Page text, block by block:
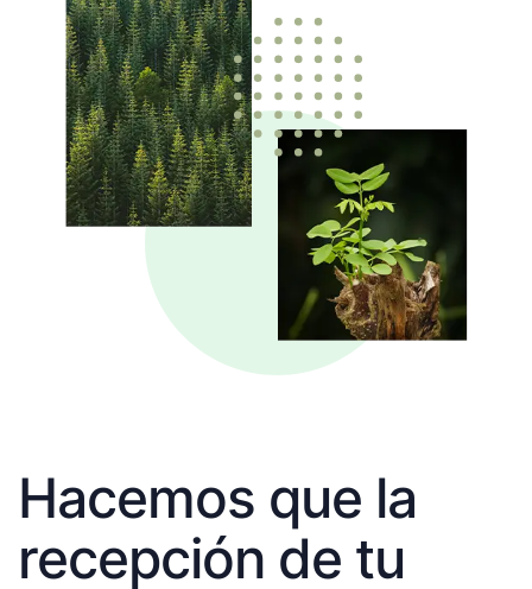
Hacemos que la
recepción de tu